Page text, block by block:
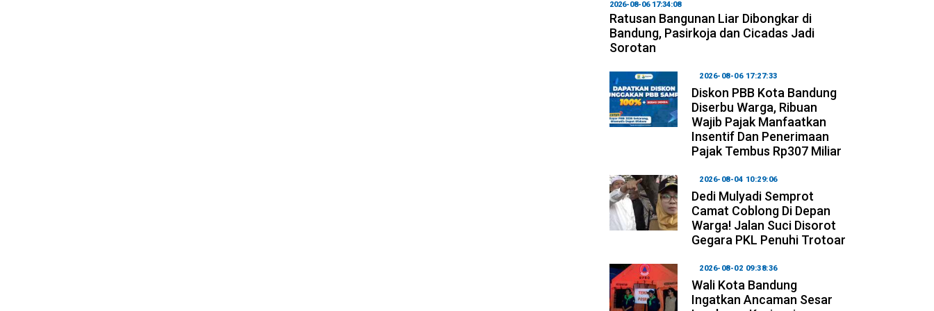
2026-08-06 17:34:08
Ratusan Bangunan Liar Dibongkar di
Bandung, Pasirkoja dan Cicadas Jadi
Sorotan
2026-08-06 17:27:33
Diskon PBB Kota Bandung
Diserbu Warga, Ribuan
Wajib Pajak Manfaatkan
Insentif Dan Penerimaan
Pajak Tembus Rp307 Miliar
2026-08-04 10:29:06
Dedi Mulyadi Semprot
Camat Coblong Di Depan
Warga! Jalan Suci Disorot
Gegara PKL Penuhi Trotoar
2026-08-02 09:38:36
Wali Kota Bandung
Ingatkan Ancaman Sesar